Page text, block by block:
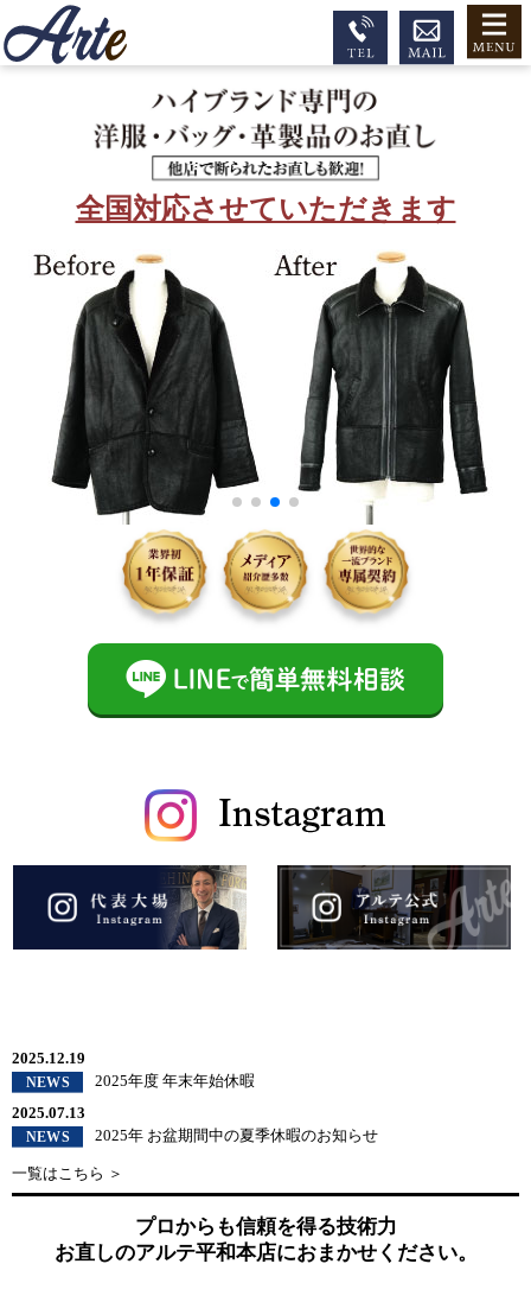
全国対応させていただきます
2025.12.19
2025年度 年末年始休暇
2025.07.13
2025年 お盆期間中の夏季休暇のお知らせ
一覧はこちら ＞
プロからも信頼を得る技術力
お直しのアルテ平和本店におまかせください。